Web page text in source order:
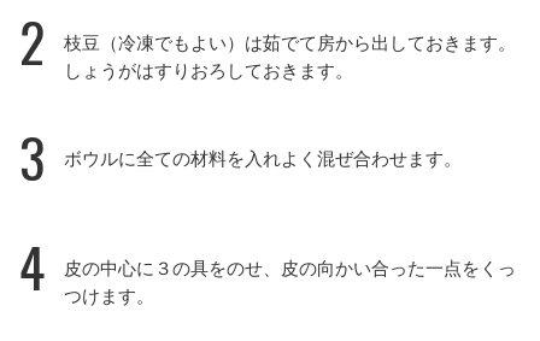
2
枝豆（冷凍でもよい）は茹でて房から出しておきます。
しょうがはすりおろしておきます。
3 ボウルに全ての材料を入れよく混ぜ合わせます。
4
皮の中心に３の具をのせ、皮の向かい合った一点をくっ
つけます。